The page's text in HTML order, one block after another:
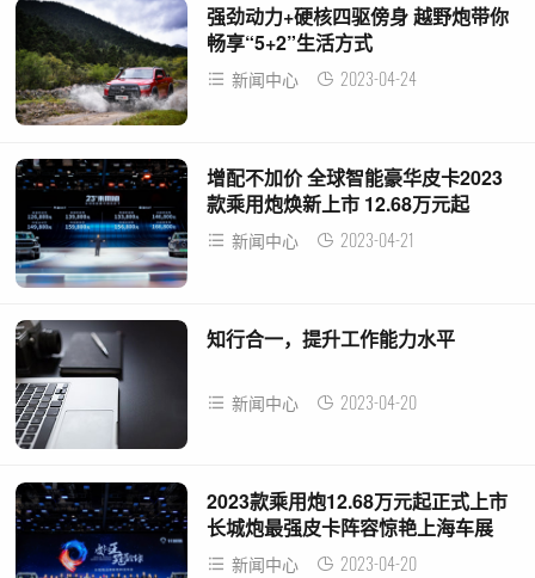
强劲动力+硬核四驱傍身 越野炮带你
畅享“5+2”生活方式
新闻中心 2023-04-24
增配不加价 全球智能豪华皮卡2023
款乘用炮焕新上市 12.68万元起
新闻中心 2023-04-21
知行合一，提升工作能力水平
新闻中心 2023-04-20
2023款乘用炮12.68万元起正式上市
长城炮最强皮卡阵容惊艳上海车展
新闻中心 2023-04-20